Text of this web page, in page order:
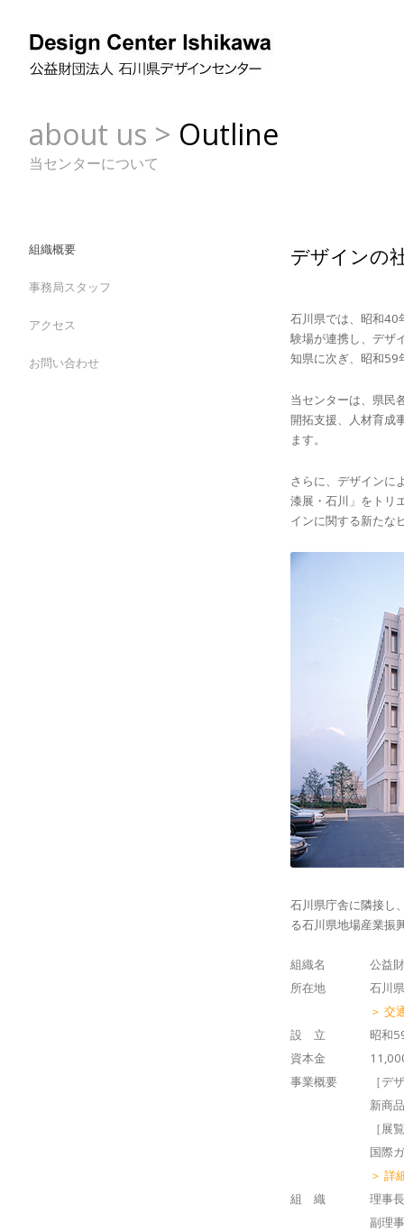
about us > Outline
当センターについて
組織概要
事務局スタッフ
アクセス
お問い合わせ
デザインの
石川県では、昭和40
験場が連携し、デザ
知県に次ぎ、昭和59
当センターは、県民
開拓支援、人材育成
ます。
さらに、デザインに
漆展・石川」をトリ
インに関する新たな
石川県庁舎に隣接し
る石川県地場産業振
組織名
公益
所在地
石川
＞ 交
設 立
昭和
資本金
事業概要
［デ
新商
［展
国際
＞ 詳
組 織
理事長
副理